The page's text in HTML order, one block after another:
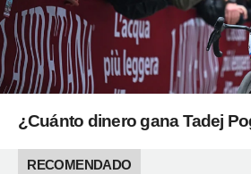
¿Cuánto dinero gana Tadej
RECOMENDADO